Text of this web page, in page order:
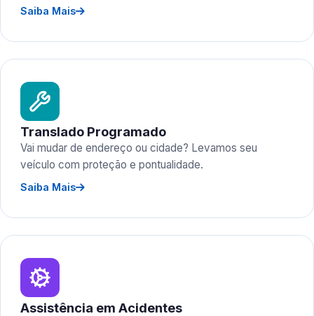
Saiba Mais
Translado Programado
Vai mudar de endereço ou cidade? Levamos seu
veículo com proteção e pontualidade.
Saiba Mais
Assistência em Acidentes